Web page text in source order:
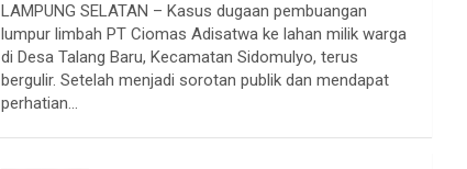
l
e
g
r
c
e
b
n
e
a
t
s
LAMPUNG SELATAN – Kasus dugaan pembuangan
lumpur limbah PT Ciomas Adisatwa ke lahan milik warga
di Desa Talang Baru, Kecamatan Sidomulyo, terus
bergulir. Setelah menjadi sorotan publik dan mendapat
perhatian…